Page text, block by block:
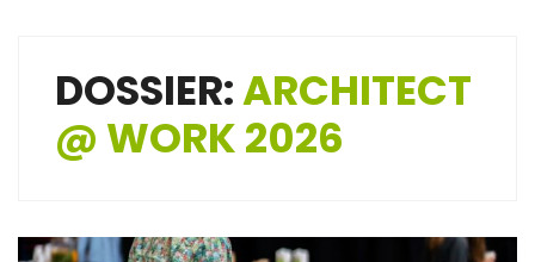
DOSSIER:ARCHITECT
@ WORK 2026